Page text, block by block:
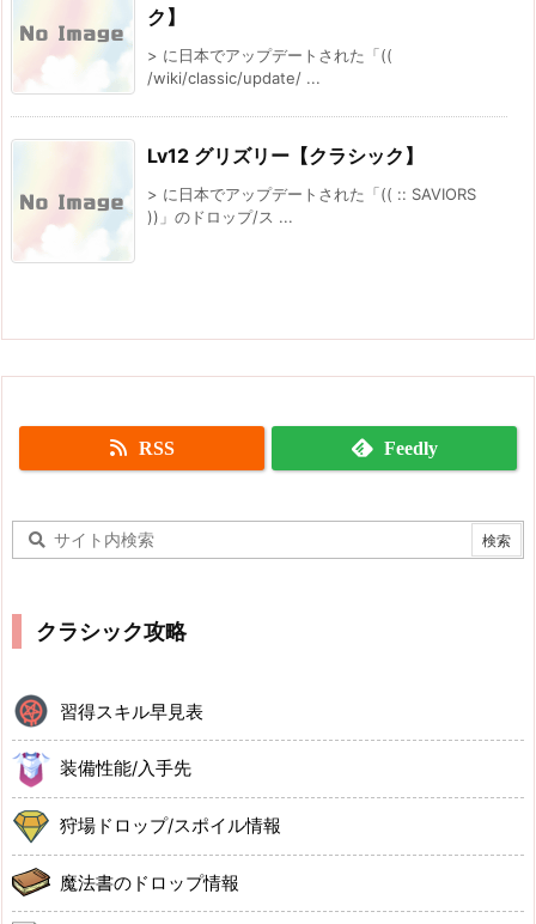
ク】
> に日本でアップデートされた「((
/wiki/classic/update/ ...
Lv12 グリズリー【クラシック】
> に日本でアップデートされた「(( :: SAVIORS
))」のドロップ/ス ...
RSS Feedly
クラシック攻略
習得スキル早見表
装備性能/入手先
狩場ドロップ/スポイル情報
魔法書のドロップ情報